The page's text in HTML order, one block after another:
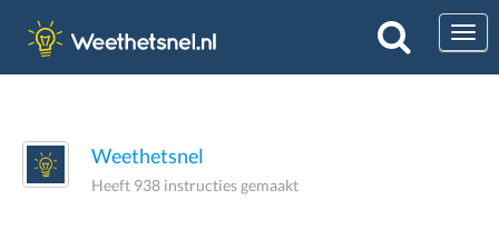
Weethetsnel
Heeft 938 instructies gemaakt